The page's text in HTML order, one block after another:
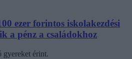
ezer forintos iskolakezdési
a pénz a családokhoz
gyereket érint.